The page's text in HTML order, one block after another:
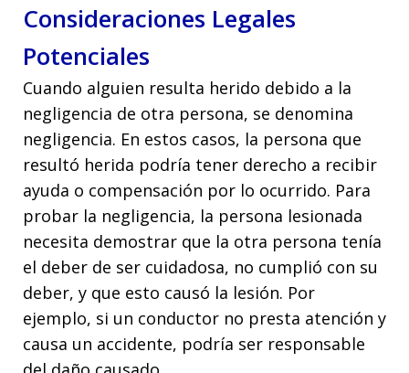
Consideraciones Legales
Potenciales
Cuando alguien resulta herido debido a la
negligencia de otra persona, se denomina
negligencia. En estos casos, la persona que
resultó herida podría tener derecho a recibir
ayuda o compensación por lo ocurrido. Para
probar la negligencia, la persona lesionada
necesita demostrar que la otra persona tenía
el deber de ser cuidadosa, no cumplió con su
deber, y que esto causó la lesión. Por
ejemplo, si un conductor no presta atención y
causa un accidente, podría ser responsable